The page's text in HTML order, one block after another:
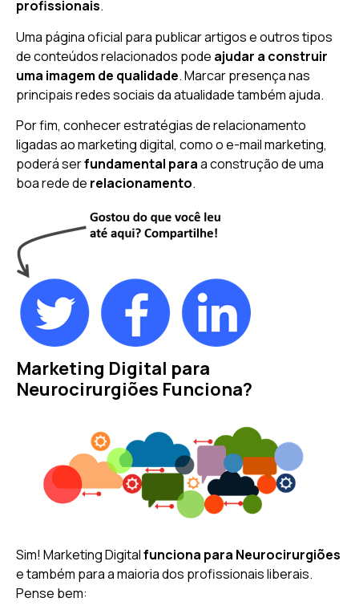
profissionais.
Uma página oficial para publicar artigos e outros tipos
de conteúdos relacionados pode ajudar a construir
uma imagem de qualidade. Marcar presença nas
principais redes sociais da atualidade também ajuda.
Por fim, conhecer estratégias de relacionamento
ligadas ao marketing digital, como o e-mail marketing,
poderá serfundamental paraa construção de uma
boa rede de relacionamento.
Marketing Digital para
Neurocirurgiões Funciona?
Sim! Marketing Digitalfunciona para Neurocirurgiões
e também para a maioria dos profissionais liberais.
Pense bem: